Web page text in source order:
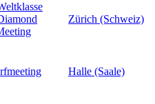
Zürich (Schweiz)
Halle (Saale)